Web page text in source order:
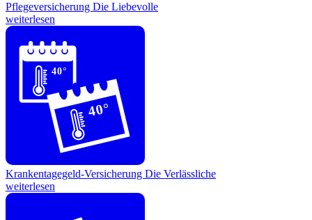
Pflegeversicherung Die Liebevolle
weiterlesen
40°
40°
Krankentagegeld-Versicherung Die Verlässliche
weiterlesen